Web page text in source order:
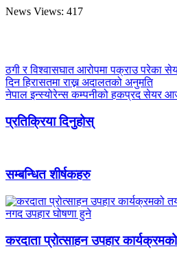
News Views: 417
ठगी र विश्वासघात आरोपमा पक्राउ परेका
दिन हिरासतमा राख्न अदालतको अनुमति
नेपाल इन्स्योरेन्स कम्पनीको हकप्रद सेयर
प्रतिक्रिया दिनुहोस्
सम्बन्धित शीर्षकहरु
करदाता प्रोत्साहन उपहार